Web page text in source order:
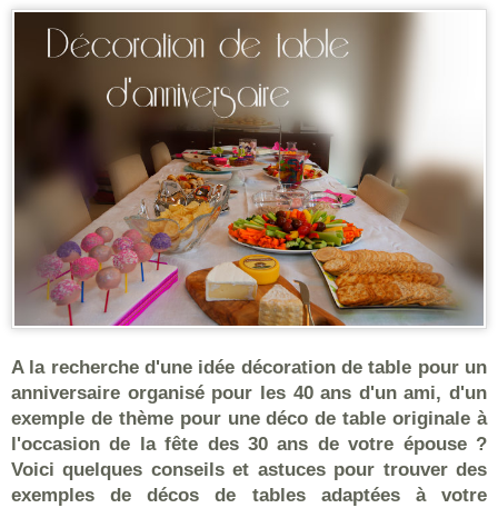
A la recherche d'une idée décoration de table pour un
anniversaire organisé pour les 40 ans d'un ami, d'un
exemple de thème pour une déco de table originale à
l'occasion de la fête des 30 ans de votre épouse ?
Voici quelques conseils et astuces pour trouver des
exemples de décos de tables adaptées à votre